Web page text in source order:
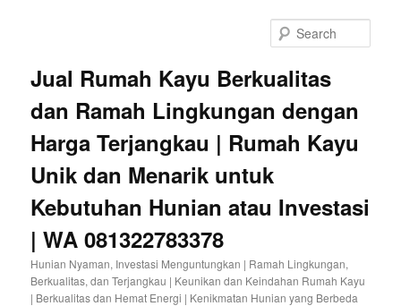
Jual Rumah Kayu Berkualitas
dan Ramah Lingkungan dengan
Harga Terjangkau | Rumah Kayu
Unik dan Menarik untuk
Kebutuhan Hunian atau Investasi
| WA 081322783378
Hunian Nyaman, Investasi Menguntungkan | Ramah Lingkungan,
Berkualitas, dan Terjangkau | Keunikan dan Keindahan Rumah Kayu
| Berkualitas dan Hemat Energi | Kenikmatan Hunian yang Berbeda